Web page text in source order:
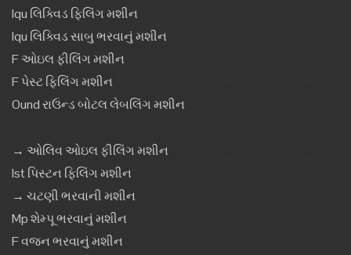
Iqu લિક્વિડ ફિલિંગ મશીન
Iqu લિક્વિડ સાબુ ભરવાનું મશીન
F ઓઇલ ફીલિંગ મશીન
F પેસ્ટ ફિલિંગ મશીન
Ound રાઉન્ડ બોટલ લેબલિંગ મશીન
→ ઓલિવ ઓઇલ ફીલિંગ મશીન
Ist પિસ્ટન ફિલિંગ મશીન
→ ચટણી ભરવાની મશીન
Mp શેમ્પૂ ભરવાનું મશીન
F વજન ભરવાનું મશીન